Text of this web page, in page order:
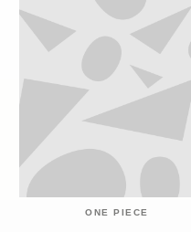
ONE PIECE